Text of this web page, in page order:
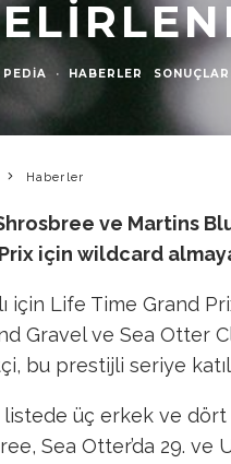
PEDIA · HABERLER SONUÇLAR
Haberler
ve Martins
için wildcard
için Life Time Grand
Gravel ve Sea Otter
bu prestijli seriye
listede üç erkek ve dört
Sea Otter’da 29. ve